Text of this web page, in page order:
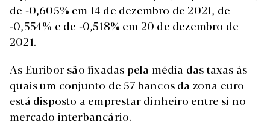
de -0,605% em 14 de dezembro de 2021, de
-0,554% e de -0,518% em 20 de dezembro de
2021.
As Euribor são fixadas pela média das taxas às
quais um conjunto de 57 bancos da zona euro
está disposto a emprestar dinheiro entre si no
mercado interbancário.